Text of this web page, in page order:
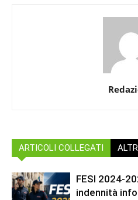
ARTICOLI COLLEGATI
FESI 2024-
indennità